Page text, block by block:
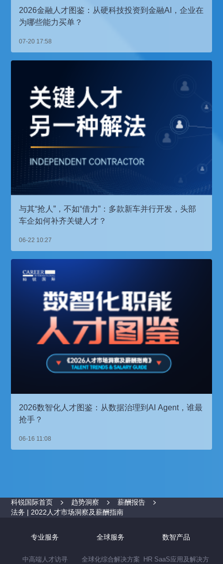
2026金融人才图鉴：从硬科技投资到金融AI，企业在
为哪些能力买单？
07-20 17:58
与其“抢人”，不如“借力”：多款新车并行开发，头部
车企如何补齐关键人才？
06-22 10:27
2026数智化人才图鉴：从数据治理到AI Agent，谁最
抢手？
06-16 11:08
科锐国际首页 趋势洞察
薪酬报告
法务 | 2022人才市场洞察及薪酬指南
专业服务
中高端人才访寻
全球服务
全球化综合解决方案
数智产品
HR SaaS应用及解决方